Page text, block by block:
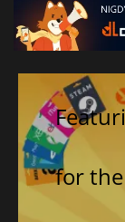
for the